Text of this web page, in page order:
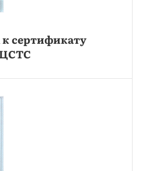
сертификату
ЦСТС